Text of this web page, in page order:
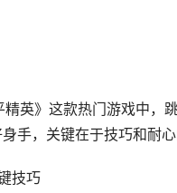
精英》这款热门游戏中，
手，关键在于技巧和耐
技巧